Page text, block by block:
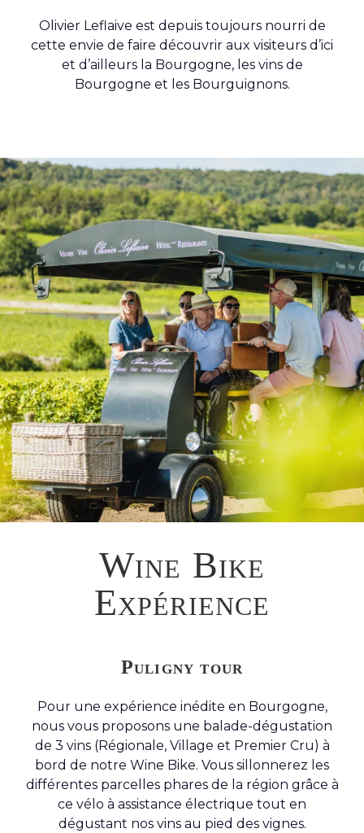
Olivier Leflaive est depuis toujours nourri de
cette envie de faire découvrir aux visiteurs d’ici
et d’ailleurs la Bourgogne, les vins de
Bourgogne et les Bourguignons.
Wine Bike
Expérience
Puligny tour
Pour une expérience inédite en Bourgogne,
nous vous proposons une balade-dégustation
de 3 vins (Régionale, Village et Premier Cru) à
bord de notre Wine Bike. Vous sillonnerez les
différentes parcelles phares de la région grâce à
ce vélo à assistance électrique tout en
dégustant nos vins au pied des vignes.